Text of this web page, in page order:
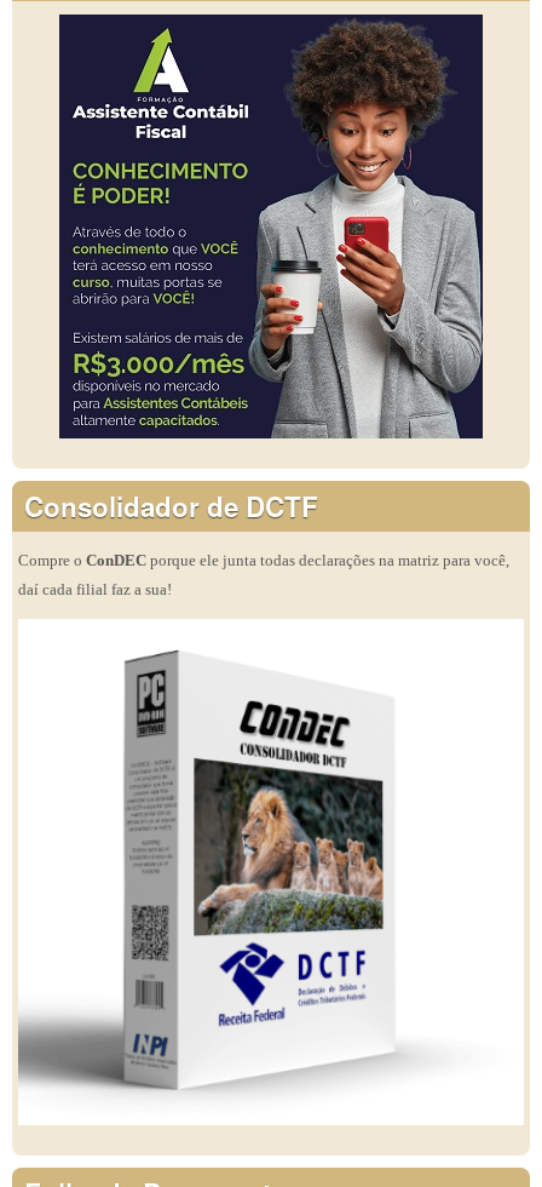
Consolidador de DCTF
Compre o ConDEC porque ele junta todas declarações na matriz para você,
daí cada filial faz a sua!